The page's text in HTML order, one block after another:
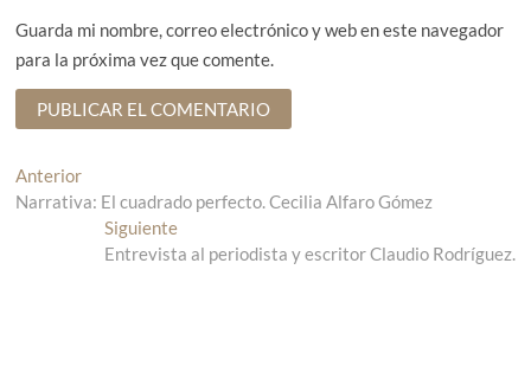
Guarda mi nombre, correo electrónico y web en este navegador
para la próxima vez que comente.
N
a
Anterior
n
Narrativa: El cuadrado perfecto. Cecilia Alfaro Gómez
SiguienteE
n
Entrevista al periodista y escritor Claudio Rodríguez.